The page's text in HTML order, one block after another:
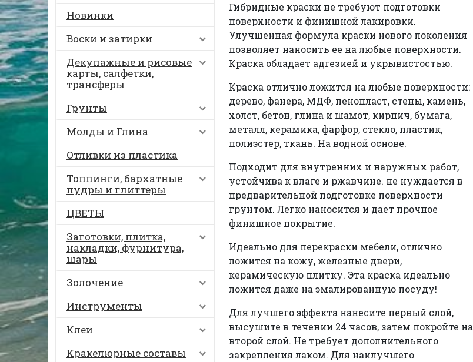
Новинки
Воски и затирки
Декупажные и рисовые
карты, салфетки,
трансферы
Грунты
Молды и Глина
Отливки из пластика
Топпинги, бархатные
пудры и глиттеры
ЦВЕТЫ
Заготовки, плитка,
накладки, фурнитура,
шары
Золочение
Инструменты
Клеи
Кракелюрные составы
Гибридные краски не требуют подготовки
поверхности и финишной лакировки.
Улучшенная формула краски нового поколения
позволяет наносить ее на любые поверхности.
Краска обладает адгезией и укрывистостью.
Краска отлично ложится на любые поверхности:
дерево, фанера, МДФ, пенопласт, стены, камень,
холст, бетон, глина и шамот, кирпич, бумага,
металл, керамика, фарфор, стекло, пластик,
полиэстер, ткань. На водной основе.
Подходит для внутренних и наружных работ,
устойчива к влаге и ржавчине. не нуждается в
предварительной подготовке поверхности
грунтом. Легко наносится и дает прочное
финишное покрытие.
Идеально для перекраски мебели, отлично
ложится на кожу, железные двери,
керамическую плитку. Эта краска идеально
ложится даже на эмалированную посуду!
Для лучшего эффекта нанесите первый слой,
высушите в течении 24 часов, затем покройте на
второй слой. Не требует дополнительного
закрепления лаком. Для наилучшего